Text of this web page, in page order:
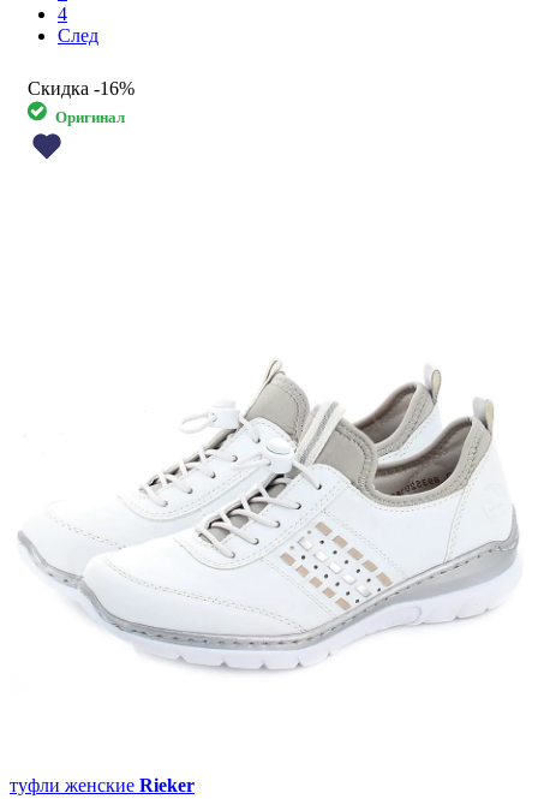
4
След
Скидка -16%
Оригинал
туфли женские Rieker